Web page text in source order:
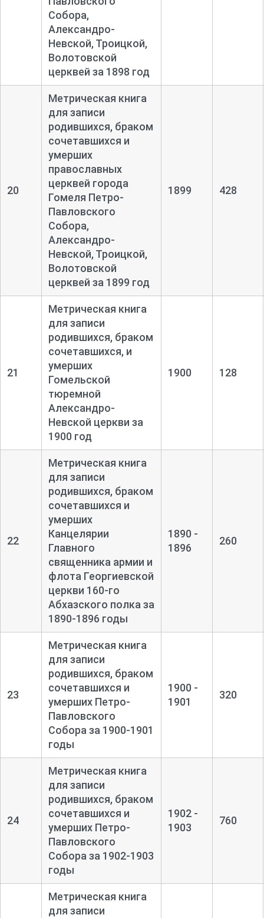
Собора,
Александро-
Невской, Троицкой,
Волотовской
церквей за 1898 год
20
Метрическая книга
для записи
родившихся, браком
сочетавшихся и
умерших
православных
церквей города
Гомеля Петро-
Павловского
Собора,
Александро-
Невской, Троицкой,
Волотовской
церквей за 1899 год
1899 428
21
Метрическая книга
для записи
родившихся, браком
сочетавшихся, и
умерших
Гомельской
тюремной
Александро-
Невской церкви за
1900 год
1900 128
22
Метрическая книга
для записи
родившихся, браком
сочетавшихся и
умерших
Канцелярии
Главного
священника армии и
флота Георгиевской
церкви 160-го
Абхазского полка за
1890-1896 годы
1890 -
1896
260
23
Метрическая книга
для записи
родившихся, браком
сочетавшихся и
умерших Петро-
Павловского
Собора за 1900-1901
годы
1900 -
1901
320
24
Метрическая книга
для записи
родившихся, браком
сочетавшихся и
умерших Петро-
Павловского
Собора за 1902-1903
годы
1902 -
1903
760
Метрическая книга
для записи